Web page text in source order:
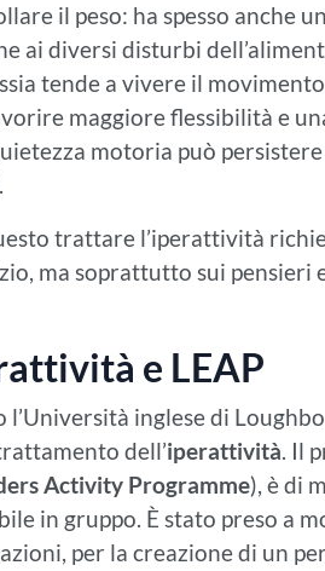
il peso: ha spesso anche
ai diversi disturbi
tende a vivere il
maggiore flessibilità e
motoria può
trattare l’iperattività
ma soprattutto sui pensieri
e LEAP
l’Università inglese di
dell’iperattività. Il
Activity Programme), è di
in gruppo. È stato preso a
per la creazione di un